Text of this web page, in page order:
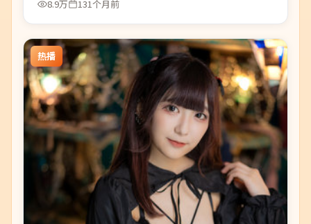
8.9万
131个月前
热播